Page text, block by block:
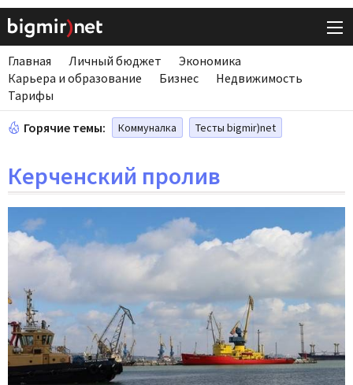
Главная Личный бюджет
Экономика
Карьера и образование
Бизнес
Недвижимость
Тарифы
Горячие темы: Коммуналка Тесты bigmir)net
Керченский пролив